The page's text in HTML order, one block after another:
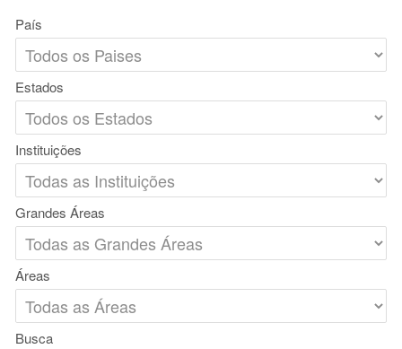
País
Estados
Instituições
Grandes Áreas
Áreas
Busca